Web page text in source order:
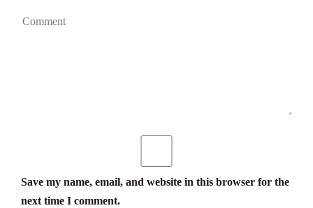
Save my name, email, and website in this browser for the
next time I comment.